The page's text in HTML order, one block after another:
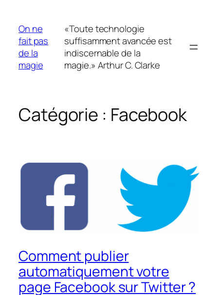
contenu
On ne
fait pas
de la
magie
«Toute technologie
suffisamment avancée est
indiscernable de la
magie.» Arthur C. Clarke
Catégorie : Facebook
Comment publier
automatiquement votre
page Facebook sur Twitter ?